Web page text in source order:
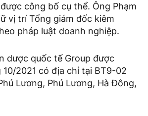
công bố cụ thể. Ông Phạm
vị trí Tổng giám đốc kiêm
pháp luật doanh nghiệp.
dược quốc tế Group được
2021 có địa chỉ tại BT9-02
Lương, Phú Lương, Hà Đông,